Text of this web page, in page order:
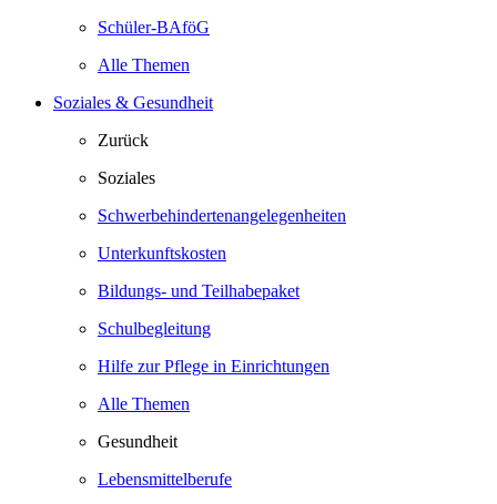
Schüler-BAföG
Alle Themen
Soziales & Gesundheit
Zurück
Soziales
Schwerbehindertenangelegenheiten
Unterkunftskosten
Bildungs- und Teilhabepaket
Schulbegleitung
Hilfe zur Pflege in Einrichtungen
Alle Themen
Gesundheit
Lebensmittelberufe